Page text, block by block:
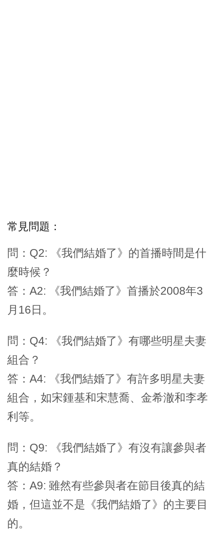
常見問題：
問：Q2: 《我們結婚了》的首播時間是什
麼時候？
答：A2: 《我們結婚了》首播於2008年3
月16日。
問：Q4: 《我們結婚了》有哪些明星夫妻
組合？
答：A4: 《我們結婚了》有許多明星夫妻
組合，如宋鍾基和宋慧喬、金希澈和李孝
利等。
問：Q9: 《我們結婚了》有沒有讓參與者
真的結婚？
答：A9: 雖然有些參與者在節目後真的結
婚，但這並不是《我們結婚了》的主要目
的。